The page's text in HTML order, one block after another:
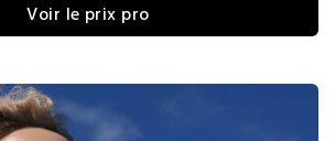
Voir le prix pro